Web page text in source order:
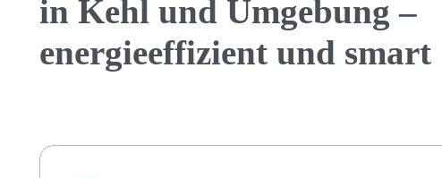
in Kehl und Umgebung –
energieeffizient und smart